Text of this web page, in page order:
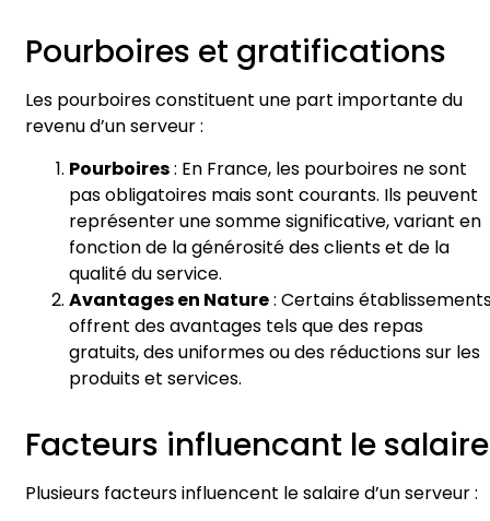
Pourboires et gratifications
Les pourboires constituent une part importante du
revenu d’un serveur :
Pourboires: En France, les pourboires ne sont
pas obligatoires mais sont courants. Ils peuvent
représenter une somme significative, variant en
fonction de la générosité des clients et de la
qualité du service.
Avantages en Nature: Certains
offrent des avantages tels que des repas
gratuits, des uniformes ou des réductions sur les
produits et services.
Facteurs influencant le salaire
Plusieurs facteurs influencent le salaire d’un serveur :